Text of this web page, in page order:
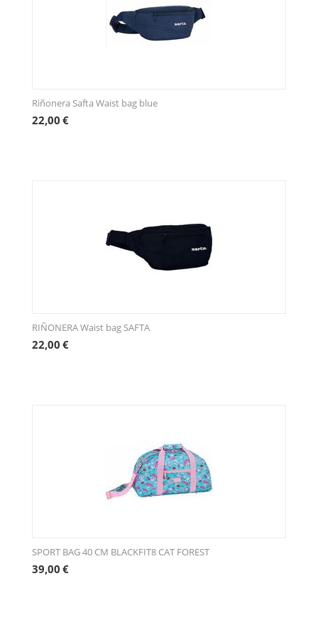
Riñonera Safta Waist bag blue
22,00 €
RIÑONERA Waist bag SAFTA
22,00 €
SPORT BAG 40 CM BLACKFIT8 CAT FOREST
39,00 €